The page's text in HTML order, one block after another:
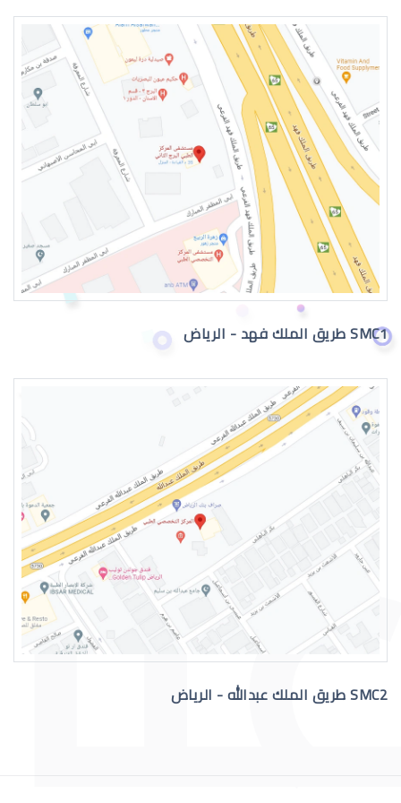
SMC1 طريق الملك فهد - الرياض
SMC2 طريق الملك عبدالله - الرياض